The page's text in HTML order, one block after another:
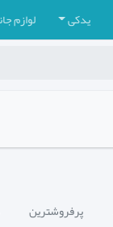
یدکی لوازم
پرفروشترین